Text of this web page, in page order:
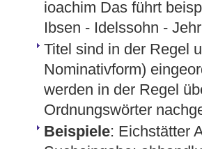
ioachim Das führt
Ibsen - Idelssohn -
Titel sind in der Regel
Nominativform)
werden in der Regel
Ordnungswörter
Beispiele: Eichstätter